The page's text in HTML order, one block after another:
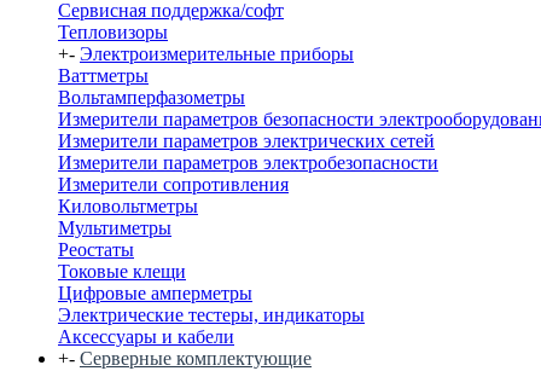
Сервисная поддержка/софт
Тепловизоры
+- Электроизмерительные приборы
Ваттметры
Вольтамперфазометры
Измерители параметров безопасности
Измерители параметров электрических сетей
Измерители параметров электробезопасности
Измерители сопротивления
Киловольтметры
Мультиметры
Реостаты
Токовые клещи
Цифровые амперметры
Электрические тестеры, индикаторы
Аксессуары и кабели
+- Серверные комплектующие